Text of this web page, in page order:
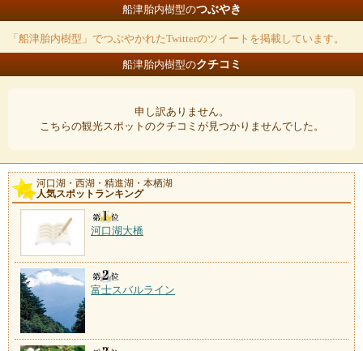
船津胎内樹型のつぶやき
「船津胎内樹型」でつぶやかれたTwitterのツイートを掲載しています。
船津胎内樹型のクチコミ
申し訳ありません。
こちらの観光スポットのクチコミが見つかりませんでした。
河口湖・西湖・精進湖・本栖湖
人気スポットランキング
河口湖大橋
富士スバルライン